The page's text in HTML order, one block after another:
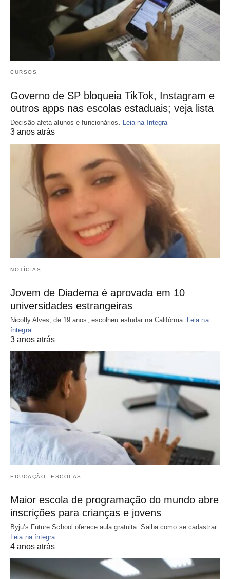
CURSOS
Governo de SP bloqueia TikTok, Instagram e
outros apps nas escolas estaduais; veja lista
Decisão afeta alunos e funcionários. Leia na íntegra
3 anos atrás
NOTÍCIAS
Jovem de Diadema é aprovada em 10
universidades estrangeiras
Nicolly Alves, de 19 anos, escolheu estudar na Califórnia. Leia na
íntegra
3 anos atrás
EDUCAÇÃO ESCOLAS
Maior escola de programação do mundo abre
inscrições para crianças e jovens
Byju's Future School oferece aula gratuita. Saiba como se cadastrar.
Leia na íntegra
4 anos atrás